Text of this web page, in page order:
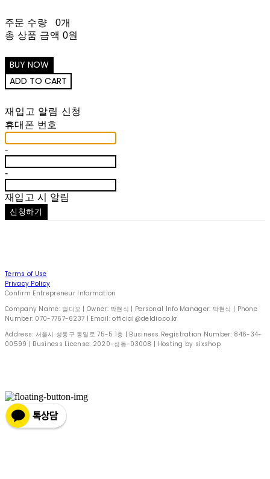
주문 수량
0개
총 상품 금액 0원
재입고 알림 신청
휴대폰 번호
-
-
재입고 시 알림
신청하기
Terms of Use
Privacy Policy
Confirm Entrepreneur Information
Company Name: 델디오 | Owner: 박현식 | Personal Info Manager: 박현식 | Phone
Number: 070-7767-6237 | Email: official@deldio.co.kr
Address: 서울시 성동구 동일로 75-5 1층 | Business Registration Number: 846-34-
00599 | Business License: 2020-성동-03008 | Hosting by sixshop